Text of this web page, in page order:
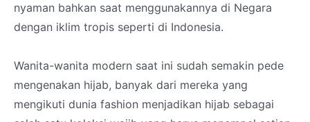
nyaman bahkan saat menggunakannya di Negara
dengan iklim tropis seperti di Indonesia.
Wanita-wanita modern saat ini sudah semakin pede
mengenakan hijab, banyak dari mereka yang
mengikuti dunia fashion menjadikan hijab sebagai